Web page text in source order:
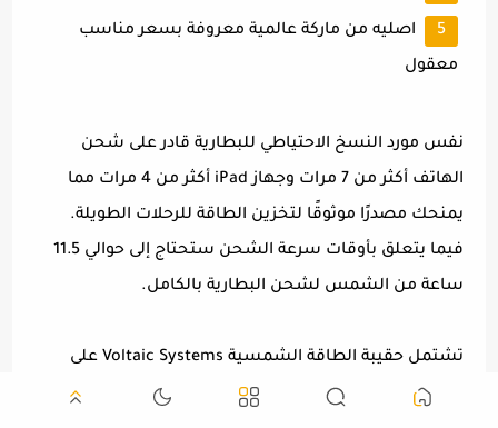
اصليه من ماركة عالمية معروفة بسعر مناسب
معقول
نفس مورد النسخ الاحتياطي للبطارية قادر على شحن
الهاتف أكثر من 7 مرات وجهاز iPad أكثر من 4 مرات مما
يمنحك مصدرًا موثوقًا لتخزين الطاقة للرحلات الطويلة.
فيما يتعلق بأوقات سرعة الشحن ستحتاج إلى حوالي 11.5
ساعة من الشمس لشحن البطارية بالكامل.
تشتمل حقيبة الطاقة الشمسية Voltaic Systems على
شاحن حائط يمكنه زيادة سرعة الشحن كما تحتوي على